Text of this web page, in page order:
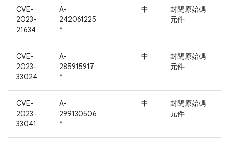
CVE-
2023-
21634
A-
242061225
*
中
封閉原始碼
元件
CVE-
2023-
33024
A-
285915917
*
中
封閉原始碼
元件
CVE-
2023-
33041
A-
299130506
*
中
封閉原始碼
元件